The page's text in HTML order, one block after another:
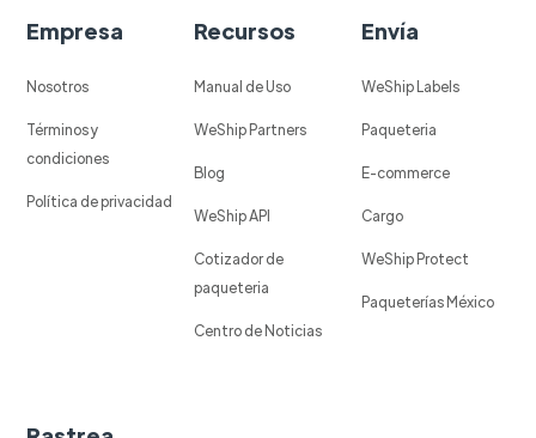
Empresa
Nosotros
Términos y
condiciones
Política de privacidad
Recursos
Manual de Uso
WeShip Partners
Blog
WeShip API
Cotizador de
paqueteria
Centro de Noticias
Envía
WeShip Labels
Paqueteria
E-commerce
Cargo
WeShip Protect
Paqueterías México